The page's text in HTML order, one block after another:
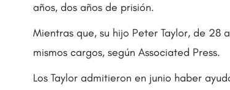
años, dos años de prisión.
Mientras que, su hijo Peter Taylor, de 28
mismos cargos, según Associated Press.
Los Taylor admitieron en junio haber